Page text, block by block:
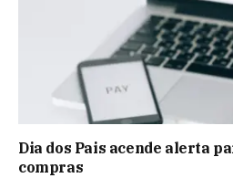
Dia dos Pais acende alerta
compras